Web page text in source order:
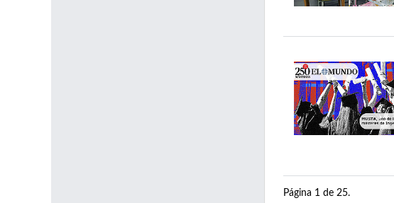
Página 1 de 25.